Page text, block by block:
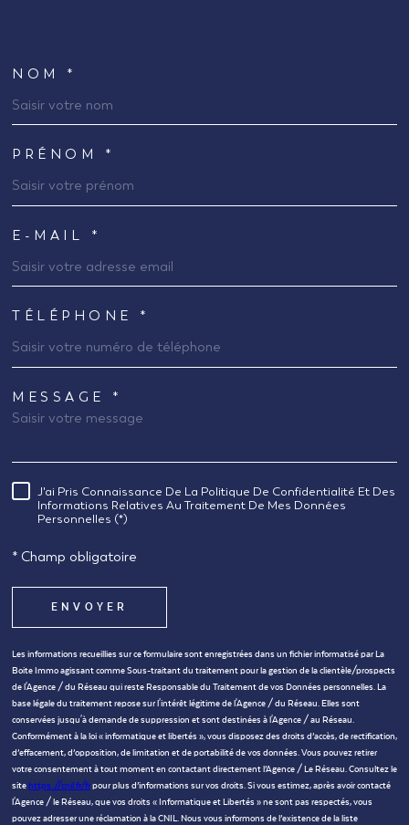
TRAD_MELTEM_VOSCOORDONNEES
NOM *
PRÉNOM *
E-MAIL *
TÉLÉPHONE *
TRAD_MELTEM_VOREDEMANDE
MESSAGE *
RÈGLEMENTATION
J'ai Pris Connaissance De La Politique De Confidentialité Et Des
Informations Relatives Au Traitement De Mes Données
Personnelles (*)
* Champ obligatoire
ENVOYER
Les informations recueillies sur ce formulaire sont enregistrées dans un fichier informatisé par La
Boite Immo agissant comme Sous-traitant du traitement pour la gestion de la clientèle/prospects
de l'Agence / du Réseau qui reste Responsable du Traitement de vos Données personnelles. La
base légale du traitement repose sur l'intérêt légitime de l'Agence / du Réseau. Elles sont
conservées jusqu'à demande de suppression et sont destinées à l'Agence / au Réseau.
Conformément à la loi « informatique et libertés », vous disposez des droits d’accès, de rectification,
d’effacement, d’opposition, de limitation et de portabilité de vos données. Vous pouvez retirer
votre consentement à tout moment en contactant directement l’Agence / Le Réseau. Consultez le
sitehttps://cnil.fr/frpour plus d’informations sur vos droits. Si vous estimez, après avoir contacté
l'Agence / le Réseau, que vos droits « Informatique et Libertés » ne sont pas respectés, vous
pouvez adresser une réclamation à la CNIL. Nous vous informons de l’existence de la liste